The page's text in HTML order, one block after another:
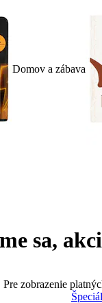
Domov a zábava
sa,
Pre zobrazenie